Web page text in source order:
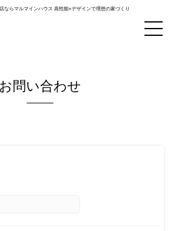
ならマルマインハウス 高性能×デザインで理想の家づくり
お問い合わせ